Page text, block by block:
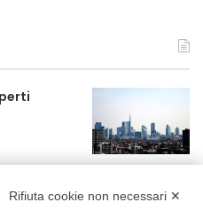
Rifiuta cookie non necessari ✕